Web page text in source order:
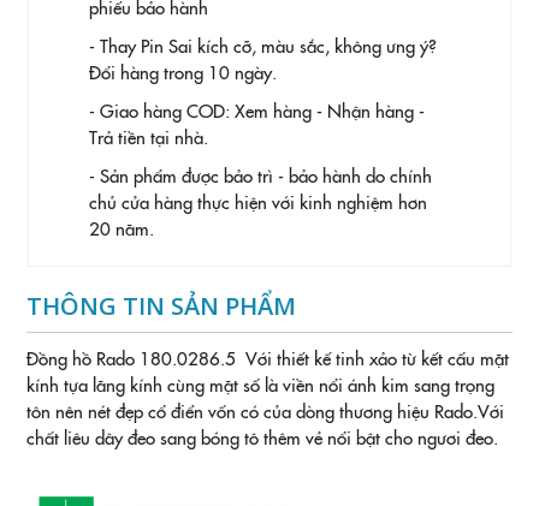
phiếu bảo hành
- Thay Pin Sai kích cỡ, màu sắc, không ưng ý?
Đổi hàng trong 10 ngày.
- Giao hàng COD: Xem hàng - Nhận hàng -
Trả tiền tại nhà.
- Sản phẩm được bảo trì - bảo hành do chính
chủ cửa hàng thực hiện với kinh nghiệm hơn
20 năm.
THÔNG TIN SẢN PHẨM
Đồng hồ Rado 180.0286.5 Với thiết kế tinh xảo từ kết cấu mặt
kính tựa lăng kính cùng mặt số là viền nổi ánh kim sang trọng
tôn nên nét đẹp cổ điển vốn có của dòng thương hiệu Rado.Với
chất liêu dây đeo sang bóng tô thêm vẻ nổi bật cho ngươi đeo.